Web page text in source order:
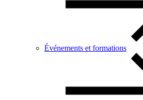
Événements et formations